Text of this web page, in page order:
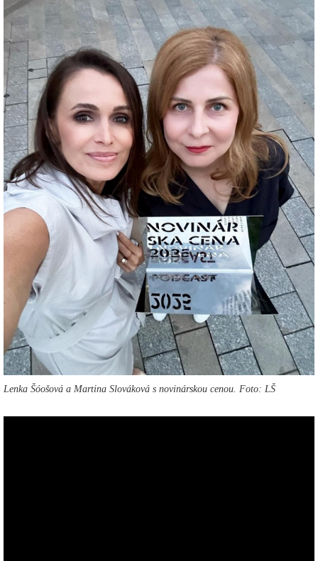
Lenka Šóošová a Martina Slováková s novinárskou cenou. Foto: LŠ